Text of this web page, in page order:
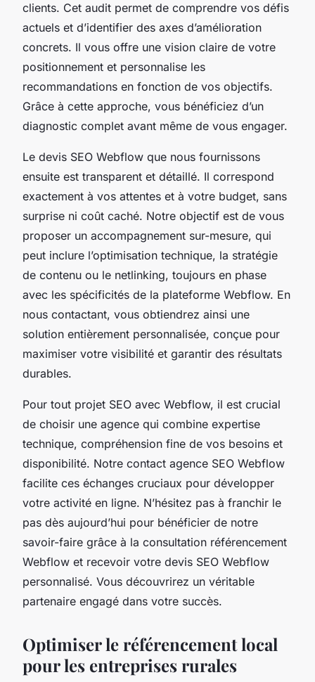
clients. Cet audit permet de comprendre vos défis
actuels et d’identifier des axes d’amélioration
concrets. Il vous offre une vision claire de votre
positionnement et personnalise les
recommandations en fonction de vos objectifs.
Grâce à cette approche, vous bénéficiez d’un
diagnostic complet avant même de vous engager.
Le devis SEO Webflow que nous fournissons
ensuite est transparent et détaillé. Il correspond
exactement à vos attentes et à votre budget, sans
surprise ni coût caché. Notre objectif est de vous
proposer un accompagnement sur-mesure, qui
peut inclure l’optimisation technique, la stratégie
de contenu ou le netlinking, toujours en phase
avec les spécificités de la plateforme Webflow. En
nous contactant, vous obtiendrez ainsi une
solution entièrement personnalisée, conçue pour
maximiser votre visibilité et garantir des résultats
durables.
Pour tout projet SEO avec Webflow, il est crucial
de choisir une agence qui combine expertise
technique, compréhension fine de vos besoins et
disponibilité. Notre contact agence SEO Webflow
facilite ces échanges cruciaux pour développer
votre activité en ligne. N’hésitez pas à franchir le
pas dès aujourd’hui pour bénéficier de notre
savoir-faire grâce à la consultation référencement
Webflow et recevoir votre devis SEO Webflow
personnalisé. Vous découvrirez un véritable
partenaire engagé dans votre succès.
Optimiser le référencement local
pour les entreprises rurales